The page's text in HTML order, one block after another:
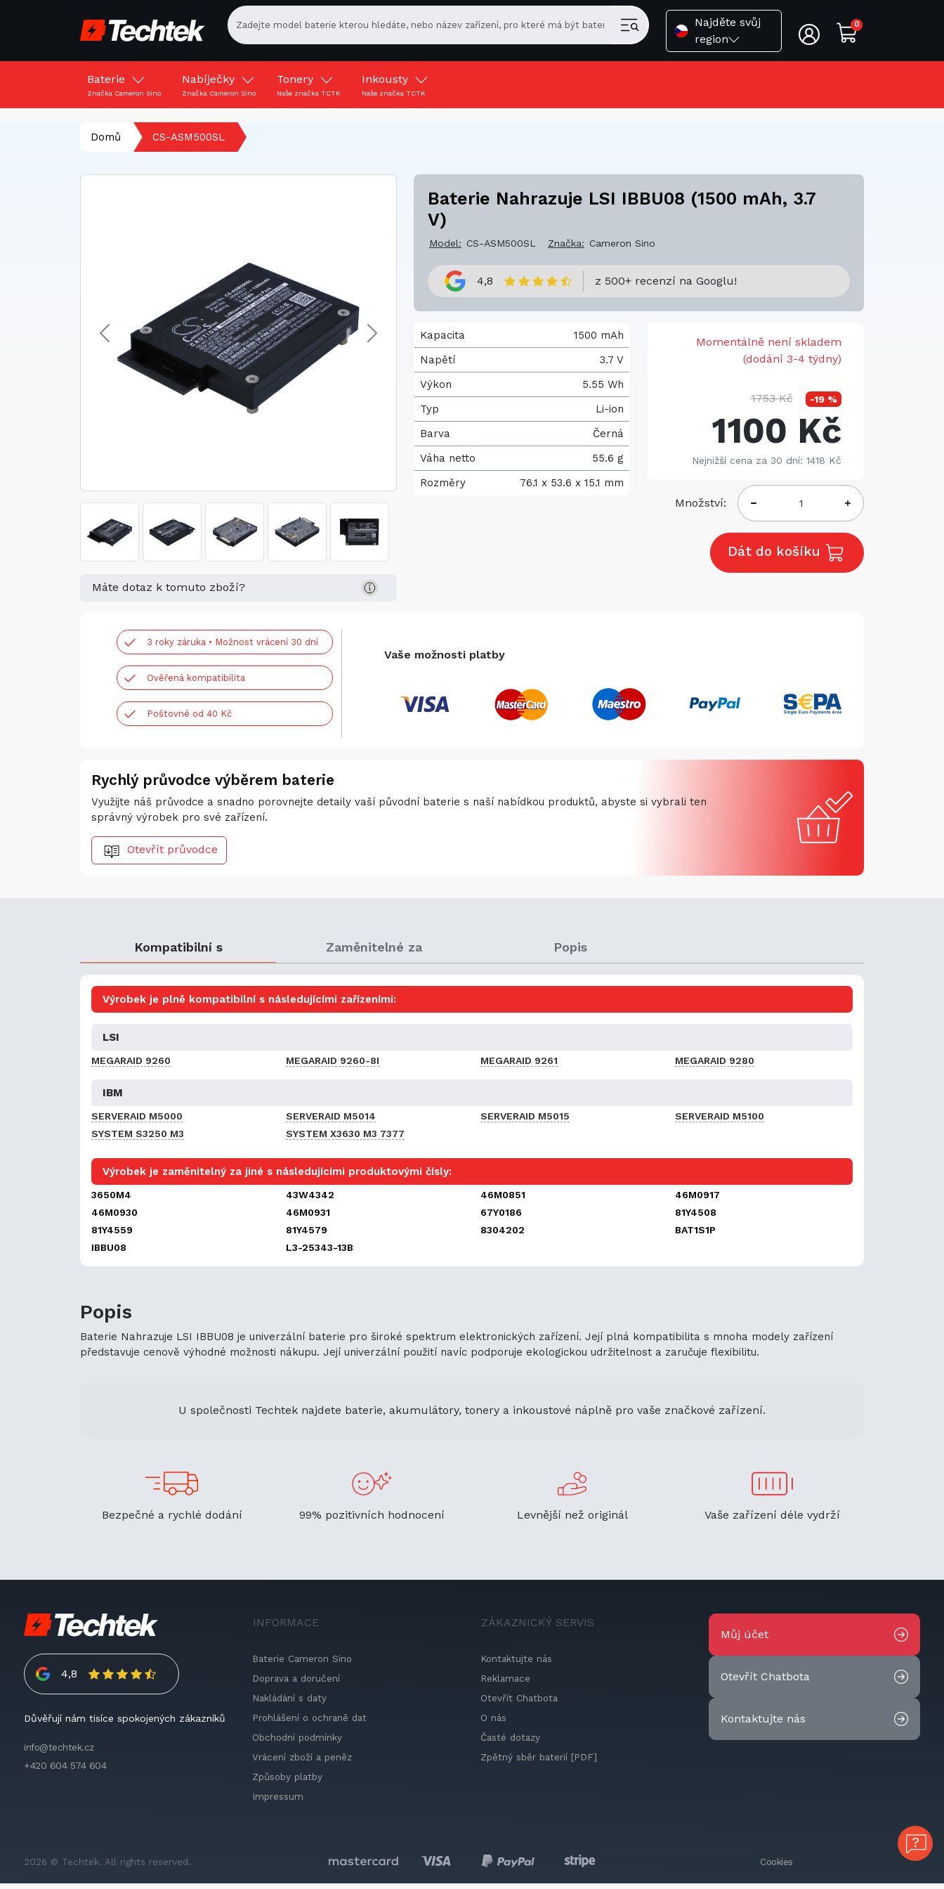
Najděte svůj
region
0
Baterie
Značka Cameron Sino
Nabíječky
Značka Cameron Sino
Tonery
Naše značka TCTK
Inkousty
Naše značka TCTK
Domů CS-ASM500SL
Máte dotaz k tomuto zboží?
Baterie Nahrazuje LSI IBBU08 (1500 mAh, 3.7
V)
Model: CS-ASM500SL Značka: Cameron Sino
4,8 z 500+ recenzí na Googlu!
Kapacita
1500 mAh
Napětí
3.7 V
Výkon
5.55 Wh
Typ
Li-ion
Barva
Černá
Váha netto
55.6 g
Rozměry
76.1 x 53.6 x 15.1 mm
Momentálně není skladem
(dodání 3-4 týdny)
1753 Kč -19 %
1100 Kč
Nejnižší cena za 30 dní: 1418 Kč
Množství:
Dát do košíku
3 roky záruka • Možnost vrácení 30 dní
Ověřená kompatibilita
Poštovné od 40 Kč
Vaše možnosti platby
Rychlý průvodce výběrem baterie
Využijte náš průvodce a snadno porovnejte detaily vaší původní baterie s naší nabídkou produktů, abyste si vybrali ten
správný výrobek pro své zařízení.
Otevřít průvodce
Kompatibilní s Zaměnitelné za Popis
Výrobek je plně kompatibilní s následujícími zařízeními:
LSI
MEGARAID 9260 MEGARAID 9260-8I MEGARAID 9261 MEGARAID 9280
IBM
SERVERAID M5000 SERVERAID M5014 SERVERAID M5015
SERVERAID M5100
SYSTEM S3250 M3
SYSTEM X3630 M3 7377
Výrobek je zaměnitelný za jiné s následujícími produktovými čísly:
3650M4 43W4342 46M0851
46M0917
46M0930
46M0931 67Y0186
81Y4508
81Y4559
81Y4579 8304202
BAT1S1P
IBBU08
L3-25343-13B
Popis
Baterie Nahrazuje LSI IBBU08 je univerzální baterie pro široké spektrum elektronických zařízení. Její plná kompatibilita s mnoha modely zařízení
představuje cenově výhodné možnosti nákupu. Její univerzální použití navíc podporuje ekologickou udržitelnost a zaručuje flexibilitu.
U společnosti Techtek najdete baterie, akumulátory, tonery a inkoustové náplně pro vaše značkové zařízení.
Bezpečné a rychlé dodání 99% pozitivních hodnocení Levnější než originál Vaše zařízení déle vydrží
4,8
Důvěřují nám tisíce spokojených zákazníků
info@techtek.cz
+420 604 574 604
INFORMACE
Baterie Cameron Sino
Doprava a doručení
Nakládání s daty
Prohlášení o ochraně dat
Obchodní podmínky
Vrácení zboží a peněz
Způsoby platby
Impressum
ZÁKAZNICKÝ SERVIS
Kontaktujte nás
Reklamace
Otevřít Chatbota
O nás
Časté dotazy
Zpětný sběr baterií [PDF]
Můj účet
Otevřít Chatbota
Kontaktujte nás
2026 © Techtek. All rights reserved. Cookies